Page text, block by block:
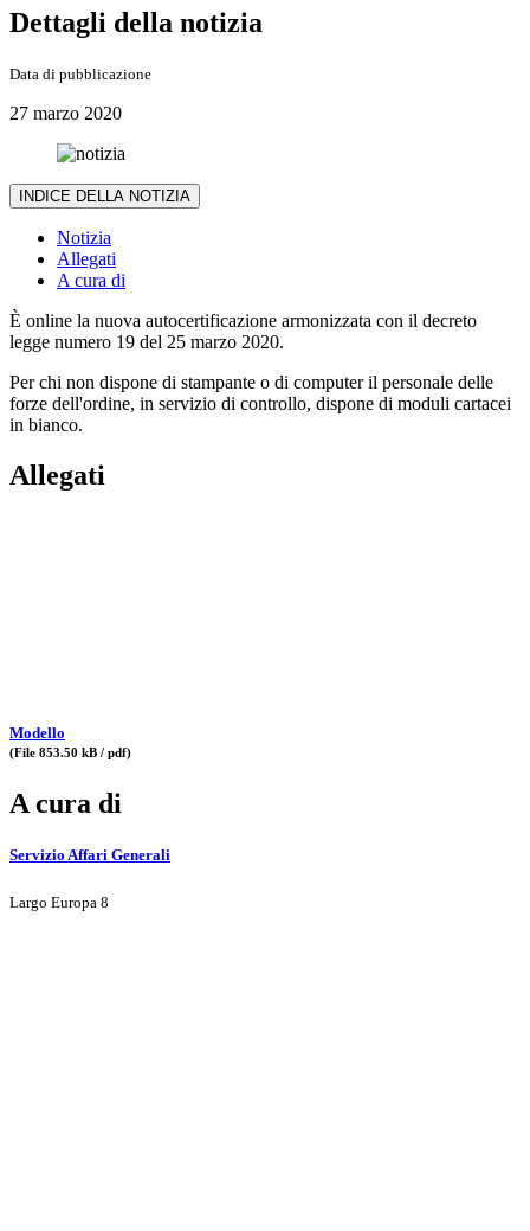
Dettagli della notizia
Data di pubblicazione
27 marzo 2020
INDICE DELLA NOTIZIA
Notizia
Allegati
A cura di
È online la nuova autocertificazione armonizzata con il decreto
legge numero 19 del 25 marzo 2020.
Per chi non dispone di stampante o di computer il personale delle
forze dell'ordine, in servizio di controllo, dispone di moduli cartacei
in bianco.
Allegati
Modello
(File 853.50 kB / pdf)
A cura di
Servizio Affari Generali
Largo Europa 8